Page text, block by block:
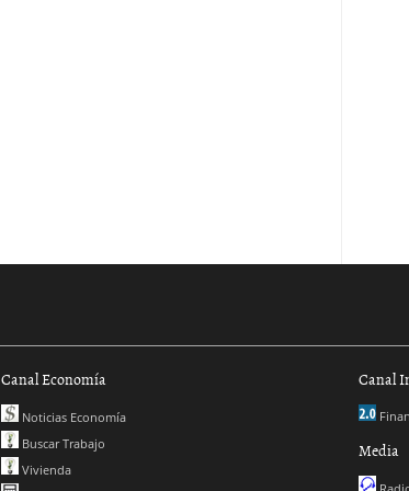
Canal Economía
Noticias Economía
Buscar Trabajo
Vivienda
Canal
Media